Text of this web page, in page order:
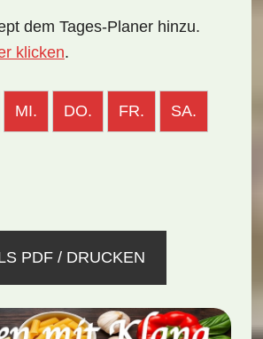
dem Tages-Planer hinzu.
klicken.
MI. DO. FR. SA.
PDF / DRUCKEN